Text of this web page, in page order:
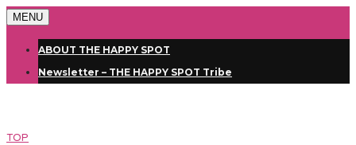
MENU
ABOUT THE HAPPY SPOT
Newsletter – THE HAPPY SPOT Tribe
TOP